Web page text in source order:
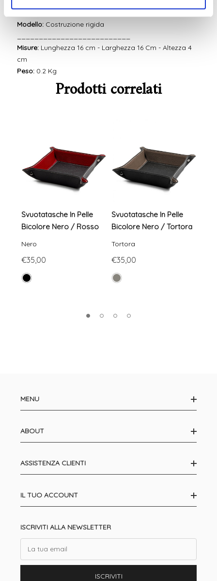
Fodera interna:Pelle
Modello: Costruzione rigida
Misure: Lunghezza 16 cm - Larghezza 16 Cm - Altezza 4
cm
Peso: 0.2 Kg
Prodotti correlati
Svuotatasche In Pelle
Bicolore Nero / Rosso
Nero
€35,00
Svuotatasche In Pelle
Bicolore Nero / Tortora
Tortora
€35,00
MENU
ABOUT
ASSISTENZA CLIENTI
IL TUO ACCOUNT
ISCRIVITI ALLA NEWSLETTER
ISCRIVITI